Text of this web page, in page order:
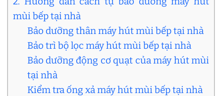
mùi bếp tại nhà
Bảo dưỡng thân máy hút mùi bếp tại nhà
Bảo trì bộ lọc máy hút mùi bếp tại nhà
Bảo dưỡng động cơ quạt của máy hút mùi
tại nhà
Kiểm tra ống xả máy hút mùi bếp tại nhà